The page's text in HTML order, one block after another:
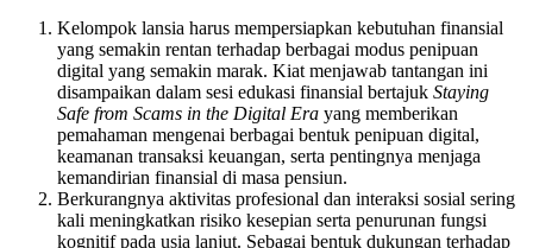
Kelompok lansia harus mempersiapkan kebutuhan finansial
yang semakin rentan terhadap berbagai modus penipuan
digital yang semakin marak. Kiat menjawab tantangan ini
disampaikan dalam sesi edukasi finansial bertajuk Staying
Safe from Scams in the Digital Era yang memberikan
pemahaman mengenai berbagai bentuk penipuan digital,
keamanan transaksi keuangan, serta pentingnya menjaga
kemandirian finansial di masa pensiun.
Berkurangnya aktivitas profesional dan interaksi sosial sering
kali meningkatkan risiko kesepian serta penurunan fungsi
kognitif pada usia lanjut. Sebagai bentuk dukungan terhadap